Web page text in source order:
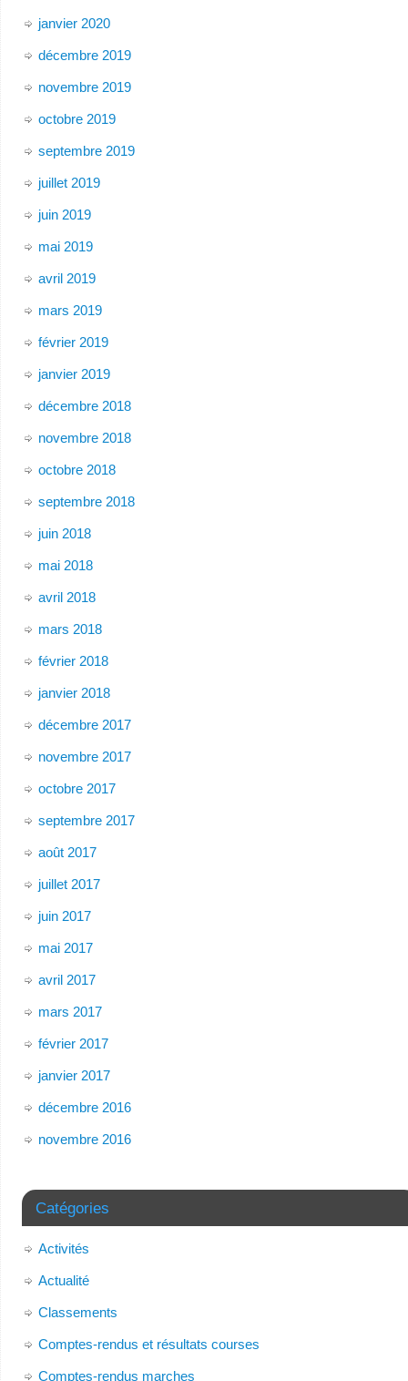
janvier 2020
décembre 2019
novembre 2019
octobre 2019
septembre 2019
juillet 2019
juin 2019
mai 2019
avril 2019
mars 2019
février 2019
janvier 2019
décembre 2018
novembre 2018
octobre 2018
septembre 2018
juin 2018
mai 2018
avril 2018
mars 2018
février 2018
janvier 2018
décembre 2017
novembre 2017
octobre 2017
septembre 2017
août 2017
juillet 2017
juin 2017
mai 2017
avril 2017
mars 2017
février 2017
janvier 2017
décembre 2016
novembre 2016
Catégories
Activités
Actualité
Classements
Comptes-rendus et résultats courses
Comptes-rendus marches